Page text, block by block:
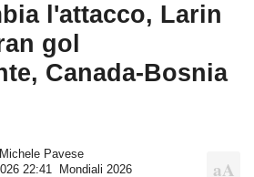
l'attacco, Larin
gol
Canada-Bosnia
Michele Pavese
22:41
Mondiali 2026